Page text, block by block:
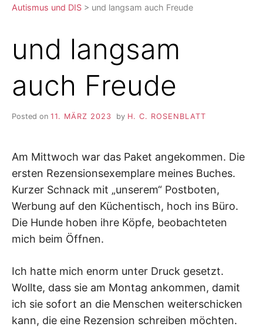
Autismus und DIS > und langsam auch Freude
und langsam
auch Freude
Posted on 11. MÄRZ 2023 by H. C. ROSENBLATT
Am Mittwoch war das Paket angekommen. Die
ersten Rezensionsexemplare meines Buches.
Kurzer Schnack mit „unserem“ Postboten,
Werbung auf den Küchentisch, hoch ins Büro.
Die Hunde hoben ihre Köpfe, beobachteten
mich beim Öffnen.
Ich hatte mich enorm unter Druck gesetzt.
Wollte, dass sie am Montag ankommen, damit
ich sie sofort an die Menschen weiterschicken
kann, die eine Rezension schreiben möchten.